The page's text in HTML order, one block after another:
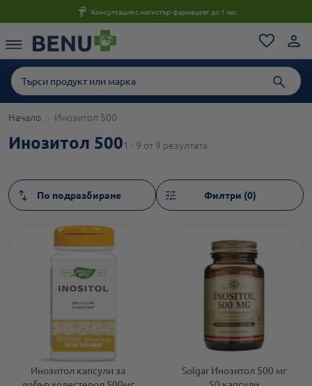
Консултация с магистър-фармацевт до 1 час
Начало Инозитол 500
Инозитол 5001 - 9 от 9 резултата
Филтри (0)
Инозитол капсули за
Solgar Инозитол 500 мг